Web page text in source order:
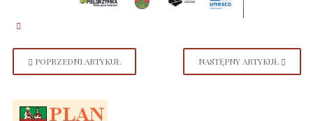
POPRZEDNI ARTYKUŁ NASTĘPNY ARTYKUŁ